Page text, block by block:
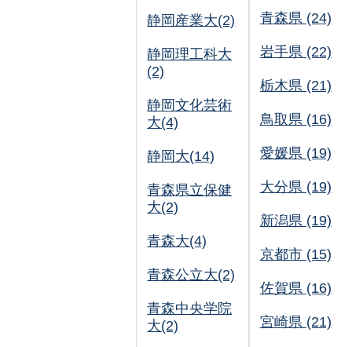
静岡産業大(2)
静岡理工科大
(2)
静岡文化芸術
大(4)
静岡大(14)
青森県立保健
大(2)
青森大(4)
青森公立大(2)
青森中央学院
大(2)
青森県 (24)
岩手県 (22)
栃木県 (21)
鳥取県 (16)
愛媛県 (19)
大分県 (19)
新潟県 (19)
京都市 (15)
佐賀県 (16)
宮崎県 (21)